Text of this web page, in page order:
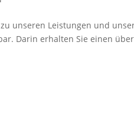
unseren Leistungen und
Darin erhalten Sie einen